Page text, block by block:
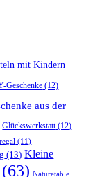
mit Kindern
Geschenke (12)
aus der
Glückswerkstatt(12)
(11)
(13) Kleine
(63) Naturetable